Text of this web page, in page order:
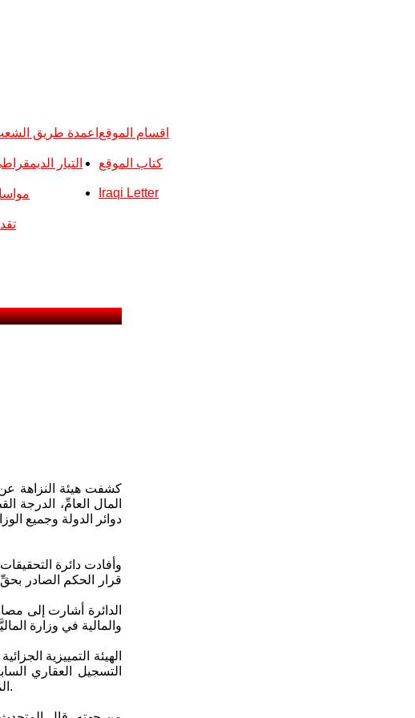
اقسام الموقع اعمدة طريق
التيار كتاب الموقع
Iraqi Letter
كشفت هيئة النزاهة
دوائر الدولة وجميع
وأفادت دائرة
قرار الحكم الصادر بحقِّ
الدائرة أشارت إلى
الهيئة التمييزية
المُتَّـهمة (ريام حامد عباس) مسؤولة خدمة الزبائن في مصرف إيلاف الإسلاميِّ بالحبس وفقاً لأحكام المادة 453 من قانون العقوبات.